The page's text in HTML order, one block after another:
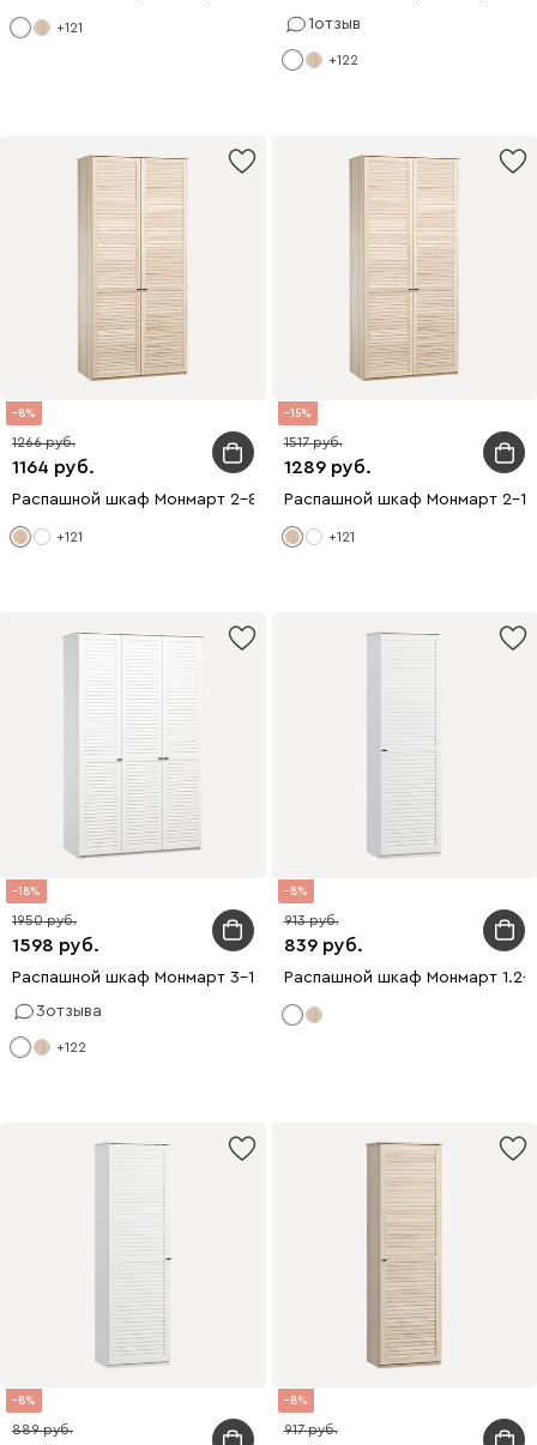
+121
1отзыв
+122
8
1164
1266
Распашной шкаф Монмарт 2-80x210 Дуб Сонома
+121
15
1289
1517
Распашной шкаф Монмарт 2-
+121
18
1598
1950
Распашной шкаф Монмарт 3-120x220 Белый
3отзыва
+122
8
839
913
Распашной шкаф Монмарт 1.2-
8
889
8
917